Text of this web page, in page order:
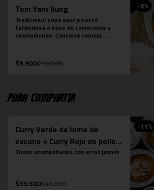
-6%
Tom Yam Kung
Tradicional sopa sour picante
tailandesa a base de camarones y
champiñones. Contiene cebolla,
$9.900$10.500
Para compartir
-11%
Curry Verde de lomo de
vacuno + Curry Rojo de pollo +
Curry Panang + Curry
Todos acompañados con arroz jazmín
$39.500$44.500